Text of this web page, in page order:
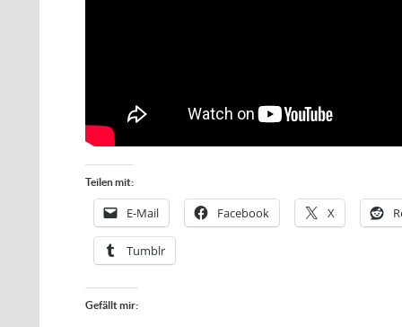
Teilen mit:
E-Mail Facebook X
Tumblr
Gefällt mir: